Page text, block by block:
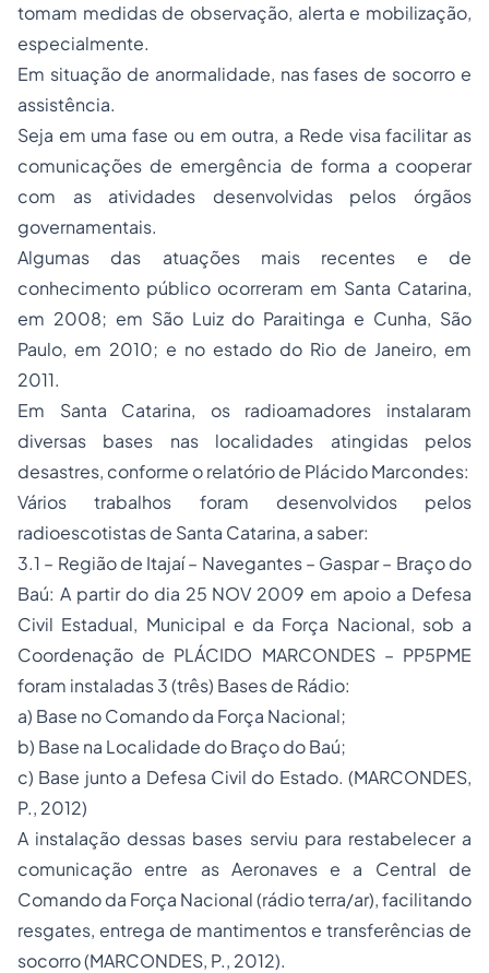
tomam medidas de observação, alerta e mobilização,
especialmente.
Em situação de anormalidade, nas fases de socorro e
assistência.
Seja em uma fase ou em outra, a Rede visa facilitar as
comunicações de emergência de forma a cooperar
com as atividades desenvolvidas pelos órgãos
governamentais.
Algumas das atuações mais recentes e de
conhecimento público ocorreram em Santa Catarina,
em 2008; em São Luiz do Paraitinga e Cunha, São
Paulo, em 2010; e no estado do Rio de Janeiro, em
2011.
Em Santa Catarina, os radioamadores instalaram
diversas bases nas localidades atingidas pelos
desastres, conforme o relatório de Plácido Marcondes:
Vários trabalhos foram desenvolvidos pelos
radioescotistas de Santa Catarina, a saber:
3.1 – Região de Itajaí – Navegantes – Gaspar – Braço do
Baú: A partir do dia 25 NOV 2009 em apoio a Defesa
Civil Estadual, Municipal e da Força Nacional, sob a
Coordenação de PLÁCIDO MARCONDES – PP5PME
foram instaladas 3 (três) Bases de Rádio:
a) Base no Comando da Força Nacional;
b) Base na Localidade do Braço do Baú;
c) Base junto a Defesa Civil do Estado. (MARCONDES,
P., 2012)
A instalação dessas bases serviu para restabelecer a
comunicação entre as Aeronaves e a Central de
Comando da Força Nacional (rádio terra/ar), facilitando
resgates, entrega de mantimentos e transferências de
socorro (MARCONDES, P., 2012).